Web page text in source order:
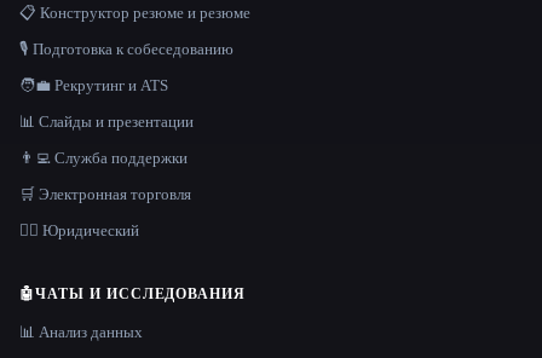
📋 Конструктор резюме и резюме
🎙️ Подготовка к собеседованию
🧑‍💼 Рекрутинг и ATS
📊 Слайды и презентации
👨‍💻 Служба поддержки
🛒 Электронная торговля
👩‍⚖️ Юридический
🤖ЧАТЫ И ИССЛЕДОВАНИЯ
📊 Анализ данных